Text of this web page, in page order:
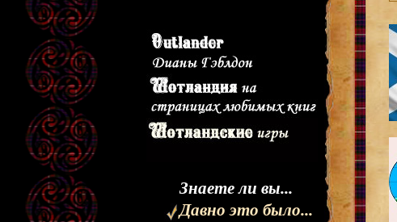
Знаете ли вы...
Давно это было...